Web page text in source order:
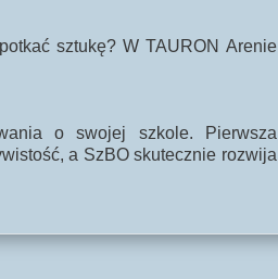
sztukę? W TAURON Arenie
o swojej szkole. Pierwsza
a SzBO skutecznie rozwija